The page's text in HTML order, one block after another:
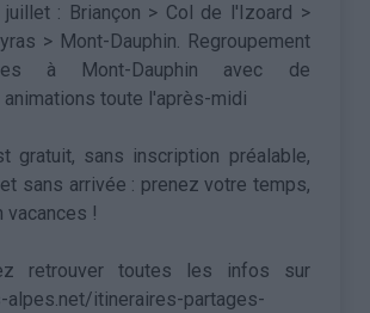
: Briançon > Col de l'Izoard >
> Mont-Dauphin. Regroupement
à Mont-Dauphin avec de
toute l'après-midi
gratuit, sans inscription préalable,
sans arrivée : prenez votre temps,
vacances !
retrouver toutes les infos sur
alpes.net/itineraires-partages-